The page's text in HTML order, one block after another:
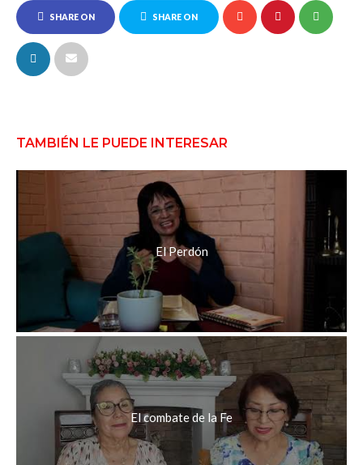
SHARE ON
FACEBOOK
SHARE ON
TAMBIÉN LE PUEDE INTERESAR
El Perdón
El combate de la Fe